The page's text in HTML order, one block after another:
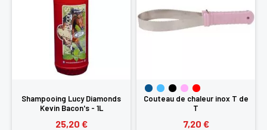
Shampooing Lucy Diamonds
Kevin Bacon's - 1L
25,20 €
Couteau de chaleur inox T de
T
7,20 €